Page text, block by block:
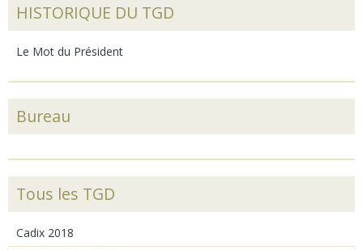
HISTORIQUE DU TGD
Le Mot du Président
Bureau
Tous les TGD
Cadix 2018